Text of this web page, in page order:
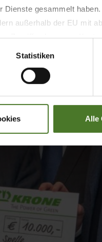
Dienste gesammelt haben.
außerhalb der EU mit
Zugriffen bzw. von
Statistiken
Alle